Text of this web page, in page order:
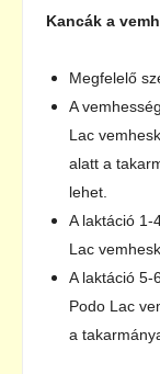
Kancák a
Megfelelő
A
Lac
alatt a
lehet.
A laktáció 1-
Lac
A laktáció 5-
Podo Lac
a